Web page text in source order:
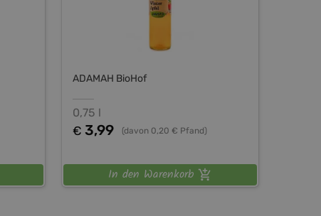
ADAMAH BioHof
0,75 l
€ 3,99 (davon 0,20 € Pfand)
In den Warenkorb